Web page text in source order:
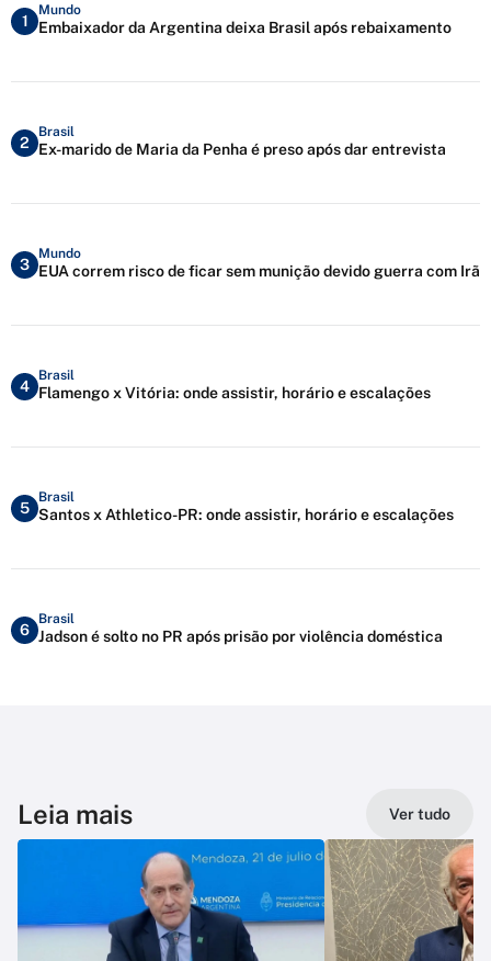
1
Mundo
Embaixador da Argentina deixa Brasil após rebaixamento
2
Brasil
Ex-marido de Maria da Penha é preso após dar entrevista
3
Mundo
EUA correm risco de ficar sem munição devido guerra com Irã
4
Brasil
Flamengo x Vitória: onde assistir, horário e escalações
5
Brasil
Santos x Athletico-PR: onde assistir, horário e escalações
6
Brasil
Jadson é solto no PR após prisão por violência doméstica
Leia mais Ver tudo